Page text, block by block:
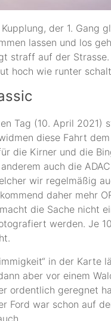
der 1. Gang
lassen und los
straff auf der
hoch wie runter
Tag (10. April 2021)
diese Fahrt
die Kirner und die
auch die
wir regelmäßig
daher mehr
die Sache nicht
werden. Je
in der Karte
aber vor einem
ordentlich geregnet
Ford war schon auf